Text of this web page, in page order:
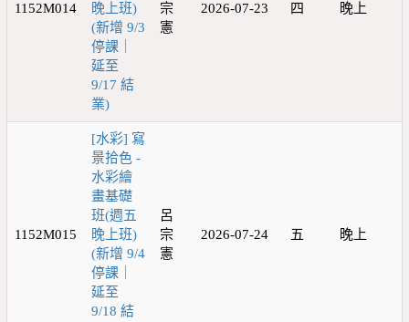
1152M014
晚上班)
(新增 9/3
停課｜
延至
9/17 結
業)
宗
憲
2026-07-23 四 晚上
1152M015
[水彩] 寫
景拾色 -
水彩繪
畫基礎
班(週五
晚上班)
(新增 9/4
停課｜
延至
9/18 結
呂
宗
憲
2026-07-24 五 晚上